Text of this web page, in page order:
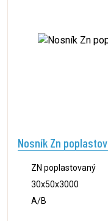
Nosník Zn
ZN poplastovaný
30x50x3000
A/B